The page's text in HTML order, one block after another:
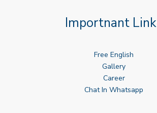
Importnant
Free English
Gallery
Career
Chat In Whatsapp